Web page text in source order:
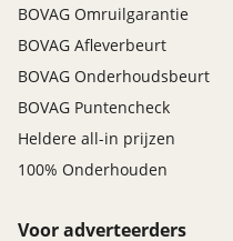
BOVAG Omruilgarantie
BOVAG Afleverbeurt
BOVAG Onderhoudsbeurt
BOVAG Puntencheck
Heldere all-in prijzen
100% Onderhouden
Voor adverteerders